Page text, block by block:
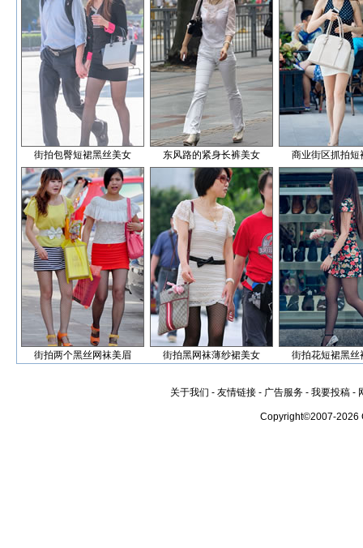
街拍包臀短裙黑丝美女 东风路的紧身长裤美女 商业街区抓拍短
街拍两个黑丝网袜美眉 街拍黑网袜薄纱裙美女 街拍花短裙黑丝
关于我们 - 友情链接 - 广告服务 - 我要投稿 -
Copyright©2007-2026